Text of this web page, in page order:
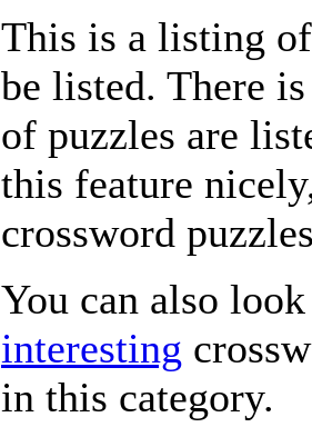
This is a listing
be listed. There
of puzzles are
this feature
crossword
You can also
interesting
in this category.